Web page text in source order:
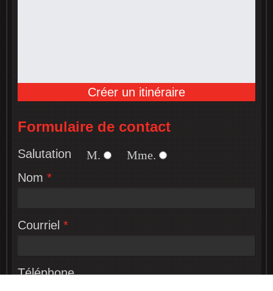
Créer un itinéraire
Formulaire de contact
Salutation M.
Mme.
Nom*
Courriel*
Téléphone